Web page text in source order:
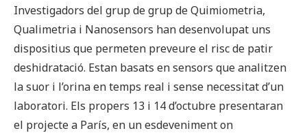
Investigadors del grup de grup de Quimiometria,
Qualimetria i Nanosensors han desenvolupat uns
dispositius que permeten preveure el risc de patir
deshidratació. Estan basats en sensors que analitzen
la suor i l’orina en temps real i sense necessitat d’un
laboratori. Els propers 13 i 14 d’octubre presentaran
el projecte a París, en un esdeveniment on